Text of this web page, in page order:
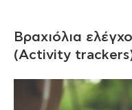
Βραχιόλια
(Activity